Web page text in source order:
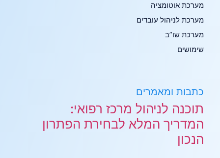
מערכת אוטומציה
מערכת לניהול עובדים
מערכת שו”ב
שימושים
כתבות ומאמרים
תוכנה לניהול מרכז רפואי:
המדריך המלא לבחירת הפתרון
הנכון